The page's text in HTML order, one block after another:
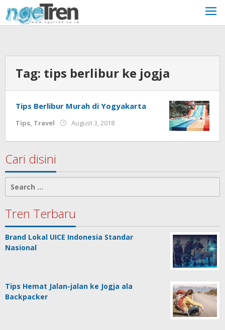
to
content
Tag: tips berlibur ke jogja
Tips Berlibur Murah di Yogyakarta
Tips, Travel August 3, 2018
Cecilia
Cari disini
for:
Tren Terbaru
Brand Lokal UICE Indonesia Standar
Nasional
Tips Hemat Jalan-jalan ke Jogja ala
Backpacker